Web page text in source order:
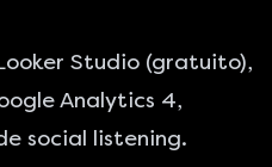
Studio (gratuito),
Analytics 4,
social listening.